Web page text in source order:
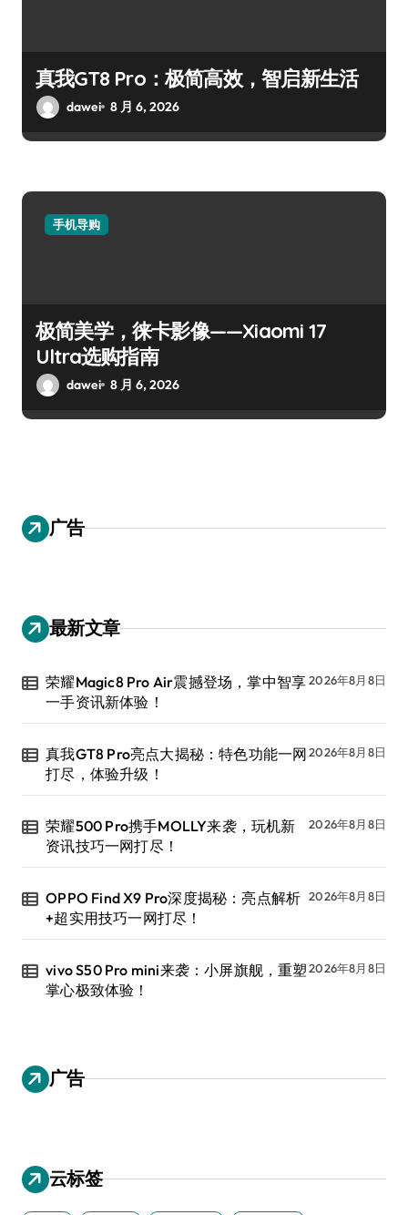
真我GT8 Pro：极简高效，智启新生活
dawei 8 月 6, 2026
手机导购
极简美学，徕卡影像——Xiaomi 17
Ultra选购指南
dawei 8 月 6, 2026
广告
最新文章
荣耀Magic8 Pro Air震撼登场，掌中智享
一手资讯新体验！
2026年8月8日
真我GT8 Pro亮点大揭秘：特色功能一网
打尽，体验升级！
2026年8月8日
荣耀500 Pro携手MOLLY来袭，玩机新
资讯技巧一网打尽！
2026年8月8日
OPPO Find X9 Pro深度揭秘：亮点解析
+超实用技巧一网打尽！
2026年8月8日
vivo S50 Pro mini来袭：小屏旗舰，重塑
掌心极致体验！
2026年8月8日
广告
云标签